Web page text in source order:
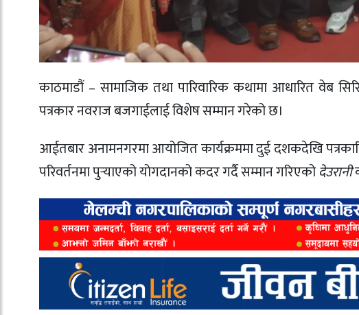
काठमाडौं – सामाजिक तथा पारिवारिक कथामा आधारित वेब
पत्रकार नवराज बजगाईलाई विशेष सम्मान गरेको छ।
आईतबार अनामनगरमा आयोजित कार्यक्रममा दुई दशकदेखि
परिवर्तनमा पुर्‍याएको योगदानको कदर गर्दै सम्मान गरिएकोदेउरानी